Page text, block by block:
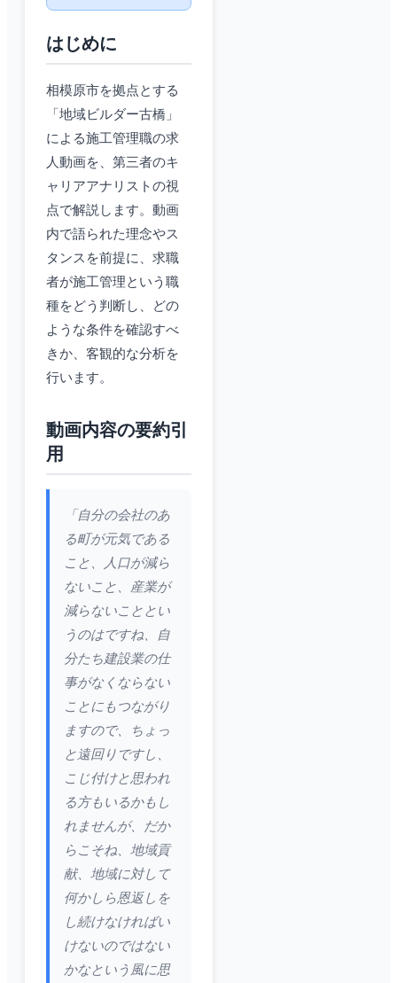
はじめに
相模原市を拠点とする
「地域ビルダー古橋」
による施工管理職の求
人動画を、第三者のキ
ャリアアナリストの視
点で解説します。動画
内で語られた理念やス
タンスを前提に、求職
者が施工管理という職
種をどう判断し、どの
ような条件を確認すべ
きか、客観的な分析を
行います。
動画内容の要約引
用
「自分の会社のあ
る町が元気である
こと、人口が減ら
ないこと、産業が
減らないこととい
うのはですね、自
分たち建設業の仕
事がなくならない
ことにもつながり
ますので、ちょっ
と遠回りですし、
こじ付けと思われ
る方もいるかもし
れませんが、だか
らこそね、地域貢
献、地域に対して
何かしら恩返しを
し続けなければい
けないのではない
かなという風に思